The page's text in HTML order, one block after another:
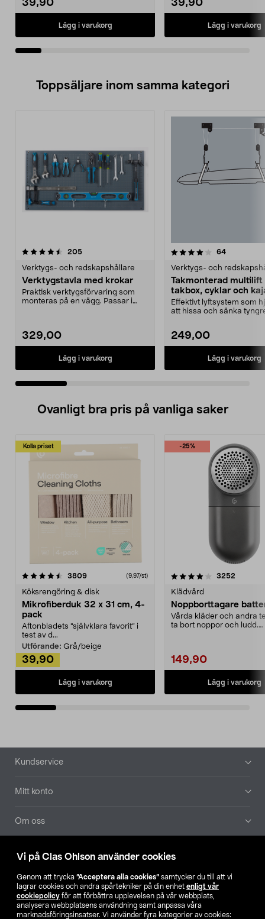
Vi på Clas Ohlson använder cookies
Genom att trycka ”Acceptera alla cookies” samtycker du till att vi
lagrar cookies och andra spårtekniker på din enhet enligt vår
cookiepolicy för att förbättra upplevelsen på vår webbplats,
analysera webbplatsens användning samt anpassa våra
marknadsföringsinsatser. Vi använder fyra kategorier av cookies:
39,90
Lägg i varukorg
39,90
Lägg i varukorg
Toppsäljare inom samma kategori
205recensioner
Verktygs- och redskapshållare
Verktygstavla med krokar
Praktisk verktygsförvaring som
monteras på en vägg. Passar i
329,00
Lägg i varukorg
4.0 av 5 stjärnor 64recensioner
Verktygs- och
Takmonterad multilift
takbox, cyklar och
Effektivt lyftsystem som
att hissa och sänka
249,00
Lägg i varukorg
4.5 av 5 stjärnor
Ovanligt bra pris på vanliga saker
Kolla priset
3809recensioner (9,97/st)
Köksrengöring & disk
Mikrofiberduk 32 x 31 cm, 4-
pack
Aftonbladets "självklara favorit” i
test av d...
Utförande: Grå/beige
39,90
Lägg i varukorg
-25%
4.0av 5 stjärnor 3252
Klädvård
Noppborttagare
Vårda kläder och andra
ta bort noppor och ludd.
149,90
Lägg i varukorg
4.5av 5 stjärnor
Sidfot
Kundservice
Mitt konto
Om oss
Aktuellt
Våra bolag
Hitta butik